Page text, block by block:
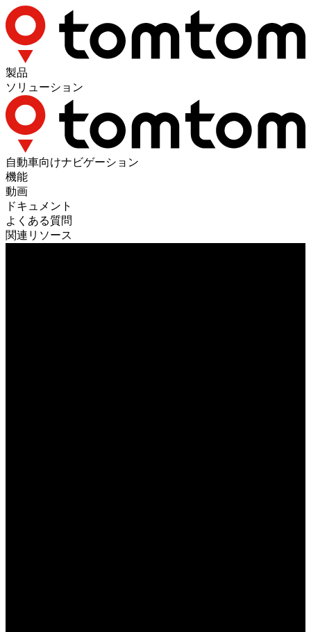
製品
ソリューション
自動車向けナビゲーション
機能
動画
ドキュメント
よくある質問
関連リソース